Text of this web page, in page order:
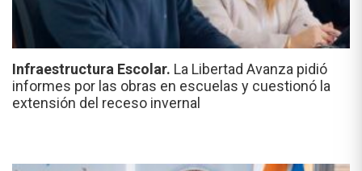
Infraestructura Escolar. La Libertad Avanza pidió
informes por las obras en escuelas y cuestionó la
extensión del receso invernal